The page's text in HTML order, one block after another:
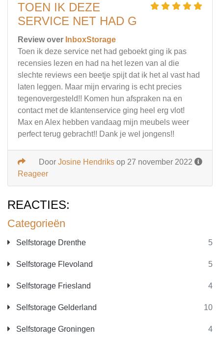
Categorieën
Selfstorage Drenthe 5
Selfstorage Flevoland 5
Selfstorage Friesland 4
Selfstorage Gelderland 10
Selfstorage Groningen 4
TOEN IK DEZE
SERVICE NET HAD G
Review over InboxStorage
Toen ik deze service net had geboekt ging ik pas
recensies lezen en had na het lezen van al die
slechte reviews een beetje spijt dat ik het al vast had
laten leggen. Maar mijn ervaring is echt precies
tegenovergesteld!! Komen hun afspraken na en
contact met de klantenservice ging heel erg vlot!
Max en Alex hebben vandaag mijn meubels weer
perfect terug gebracht!! Dank je wel jongens!!
Door Josine Hendriks op 27 november 2022
Reageer
REACTIES: